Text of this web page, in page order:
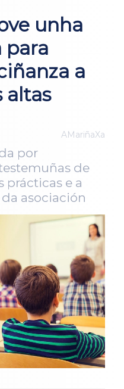
unha
para
a
altas
AMariñaXa
por
de
prácticas e a
asociación